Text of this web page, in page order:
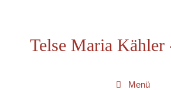
springenTelse Maria Kähler
Menü